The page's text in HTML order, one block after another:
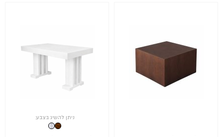
ניתן להשיג בצבע: